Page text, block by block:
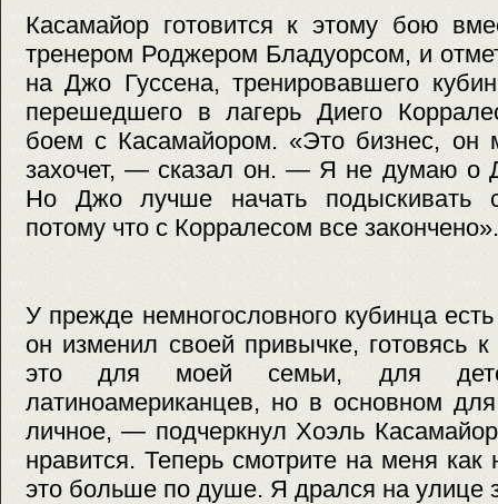
Касамайор готовится к этому бою
тренером Роджером Бладуорсом, и
на Джо Гуссена, тренировавшего
перешедшего в лагерь Диего
боем с Касамайором. «Это бизнес, он
захочет, — сказал он. — Я не думаю о
Но Джо лучше начать подыскивать
потому что с Корралесом все закончено».
У прежде немногословного кубинца
он изменил своей привычке, готовясь
это для моей семьи, для
латиноамериканцев, но в основном
личное, — подчеркнул Хоэль
нравится. Теперь смотрите на меня
это больше по душе. Я дрался на улице